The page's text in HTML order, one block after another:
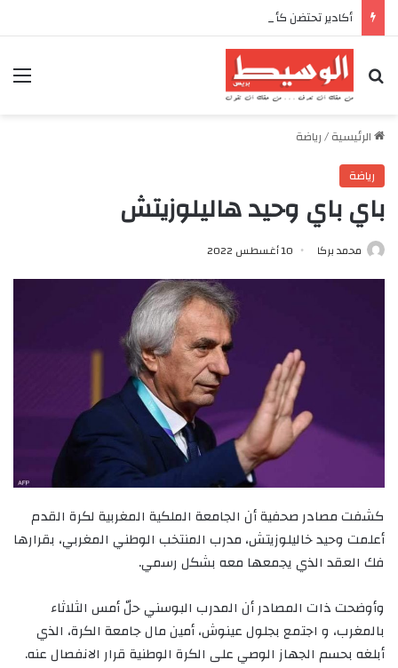
بحث عن
الرئيسية/رياضة
رياضة
باي باي وحيد هاليلوزيتش
محمد بركا 10 أغسطس 2022
كشفت مصادر صحفية أن الجامعة الملكية المغربية لكرة القدم
أعلمت وحيد خاليلوزيتش، مدرب المنتخب الوطني المغربي، بقرارها
فك العقد الذي يجمعها معه بشكل رسمي.
وأوضحت ذات المصادر أن المدرب البوسني حلّ أمس الثلاثاء
بالمغرب، و اجتمع بجلول عينوش، أمين مال جامعة الكرة، الذي
أبلغه بحسم الجهاز الوصي على الكرة الوطنية قرار الانفصال عنه.